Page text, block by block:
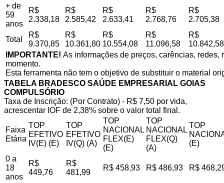
+ de
59
anos
R$
2.338,18
R$
2.585,42
R$
2.633,41
R$
2.768,76
R$
2.705,38
Total
R$
9.370,85
R$
10.361,80
R$
10.554,08
R$
11.096,58
R$
10.842,58
IMPORTANTE! As informações de preços, carências,
momento.
Esta ferramenta não tem o objetivo de substituir o material
TABELA BRADESCO SAÚDE EMPRESARIAL GOIAS
COMPULSÓRIO
Taxa de Inscrição: (Por Contrato) - R$ 7,50 por vida,
acrescentar IOF de 2,38% sobre o valor total final.
Faixa
Etária
TOP
EFETIVO
IV(E) (E)
TOP
EFETIVO
IV(Q) (A)
TOP
NACIONAL
FLEX(E)
(E)
TOP
NACIONAL
FLEX(Q)
(A)
TOP
(E)
0 a
18
anos
R$
449,76
R$
481,99
R$ 458,93 R$ 486,93 R$